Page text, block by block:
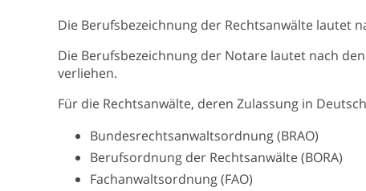
Die Berufsbezeichnung der Rechtsanwälte lautet
Die Berufsbezeichnung der Notare lautet nach
verliehen.
Für die Rechtsanwälte, deren Zulassung in
Bundesrechtsanwaltsordnung (BRAO)
Berufsordnung der Rechtsanwälte (BORA)
Fachanwaltsordnung (FAO)